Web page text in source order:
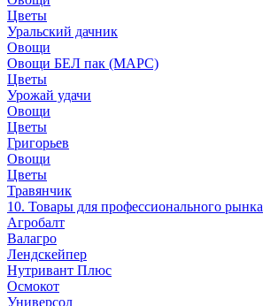
Цветы
Уральский дачник
Овощи
Овощи БЕЛ пак (МАРС)
Цветы
Урожай удачи
Овощи
Цветы
Григорьев
Овощи
Цветы
Травянчик
10. Товары для профессионального рынка
Агробалт
Валагро
Лендскейпер
Нутривант Плюс
Осмокот
Универсол